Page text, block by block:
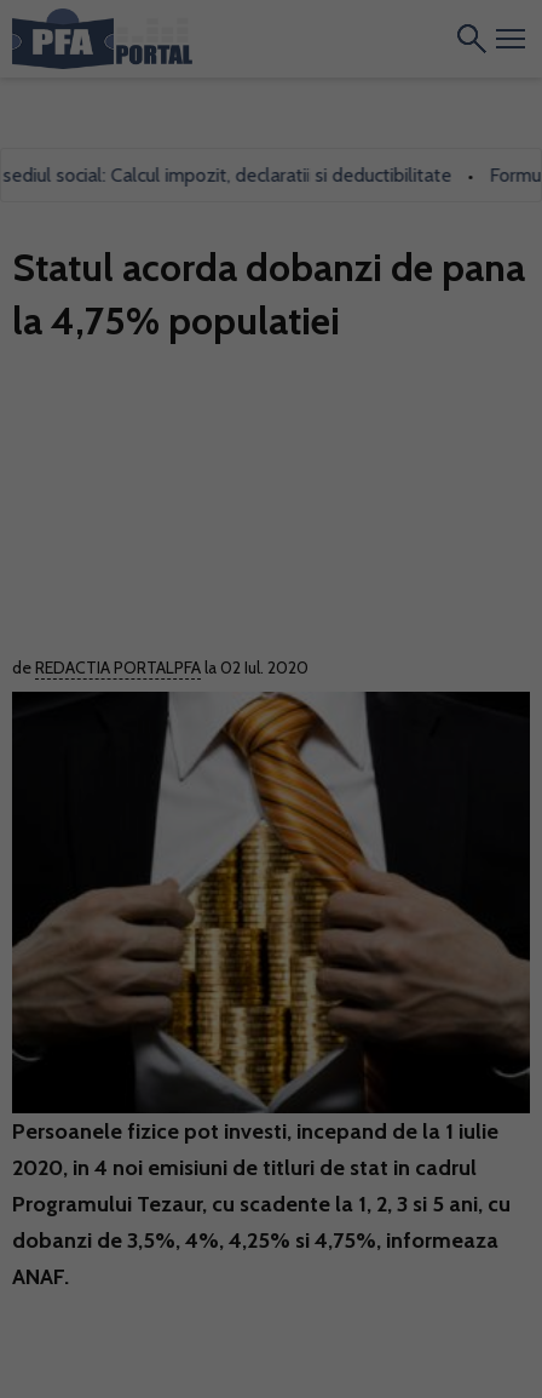
social: Calcul impozit, declaratii si deductibilitate •
Statul acorda dobanzi de pana
la 4,75% populatiei
de REDACTIA PORTALPFA la 02 Iul. 2020
Persoanele fizice pot investi, incepand de la 1 iulie
2020, in 4 noi emisiuni de titluri de stat in cadrul
Programului Tezaur, cu scadente la 1, 2, 3 si 5 ani, cu
dobanzi de 3,5%, 4%, 4,25% si 4,75%, informeaza
ANAF.